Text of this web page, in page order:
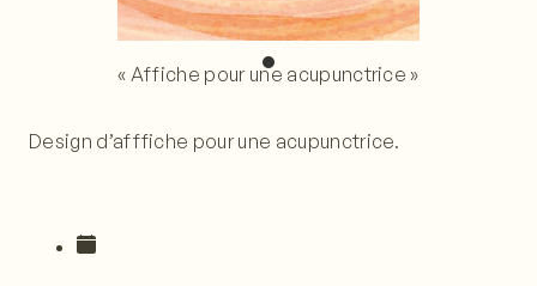
« Affiche pour une acupunctrice »
Design d’afffiche pour une acupunctrice.